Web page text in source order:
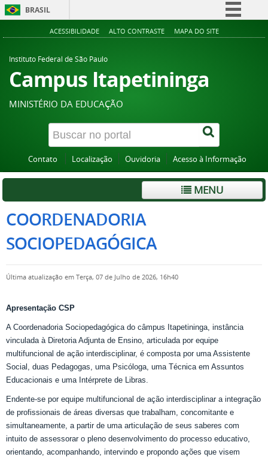
BRASIL
Simplifique!
Acesso à informação
Canais
ACESSIBILIDADE ALTO CONTRASTE MAPA DO SITE
Instituto Federal de São Paulo
Campus Itapetininga
MINISTÉRIO DA EDUCAÇÃO
Contato Localização Ouvidoria Acesso à Informação
MENU
COORDENADORIA
SOCIOPEDAGÓGICA
Última atualização em Terça, 07 de Julho de 2026, 16h40
Apresentação CSP
A Coordenadoria Sociopedagógica do câmpus Itapetininga, instância
vinculada à Diretoria Adjunta de Ensino, articulada por equipe
multifuncional de ação interdisciplinar, é composta por uma Assistente
Social, duas Pedagogas, uma Psicóloga, uma Técnica em Assuntos
Educacionais e uma Intérprete de Libras.
Endente-se por equipe multifuncional de ação interdisciplinar a integração
de profissionais de áreas diversas que trabalham, concomitante e
simultaneamente, a partir de uma articulação de seus saberes com
intuito de assessorar o pleno desenvolvimento do processo educativo,
orientando, acompanhando, intervindo e propondo ações que visem